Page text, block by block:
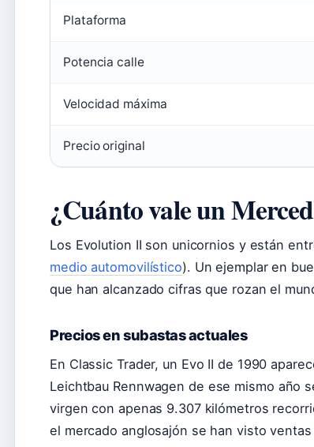
Plataforma
Potencia calle
Velocidad máxima
Precio original
¿Cuánto vale un
Los Evolution II son unicornios y están
medio automovilístico). Un ejemplar en
que han alcanzado cifras que rozan el
Precios en subastas actuales
En Classic Trader, un Evo II de 1990
Leichtbau Rennwagen de ese mismo año
virgen con apenas 9.307 kilómetros
el mercado anglosajón se han visto